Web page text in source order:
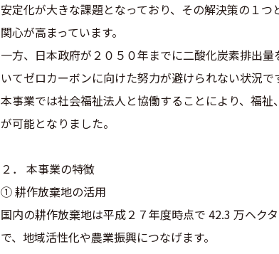
安定化が大きな課題となっており、その解決策の１
関心が高まっています。
一方、日本政府が２０５０年までに二酸化炭素排出
いてゼロカーボンに向けた努力が避けられない状況で
本事業では社会福祉法人と協働することにより、福
が可能となりました。
２． 本事業の特徴
① 耕作放棄地の活用
国内の耕作放棄地は平成２７年度時点で 42.3 万ヘク
で、地域活性化や農業振興につなげます。